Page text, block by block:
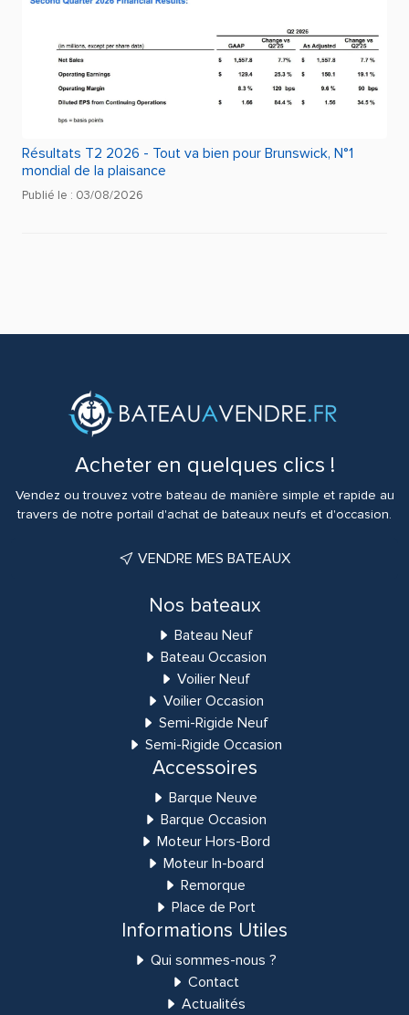
Résultats T2 2026 - Tout va bien pour Brunswick, N°1
mondial de la plaisance
Publié le : 03/08/2026
Acheter en quelques clics !
Vendez ou trouvez votre bateau de manière simple et rapide au
travers de notre portail d'achat de bateaux neufs et d'occasion.
VENDRE MES BATEAUX
Nos bateaux
Bateau Neuf
Bateau Occasion
Voilier Neuf
Voilier Occasion
Semi-Rigide Neuf
Semi-Rigide Occasion
Accessoires
Barque Neuve
Barque Occasion
Moteur Hors-Bord
Moteur In-board
Remorque
Place de Port
Informations Utiles
Qui sommes-nous ?
Contact
Actualités